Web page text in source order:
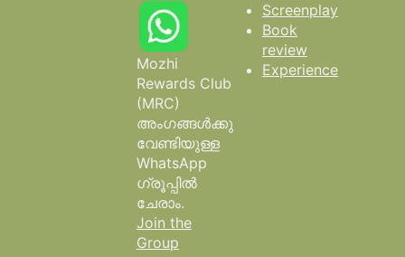
Mozhi
Rewards Club
(MRC)
അംഗങ്ങൾക്കു
വേണ്ടിയുള്ള
WhatsApp
ഗ്രൂപ്പിൽ
ചേരാം.
Join the
Group
Screenplay
Book
review
Experience